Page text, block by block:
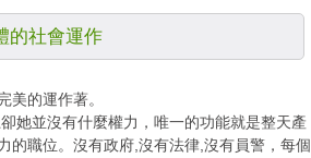
的社會運作
美的運作著。
她並沒有什麼權力，唯一的功能就是整天產
的職位。沒有政府,沒有法律,沒有員警，每個